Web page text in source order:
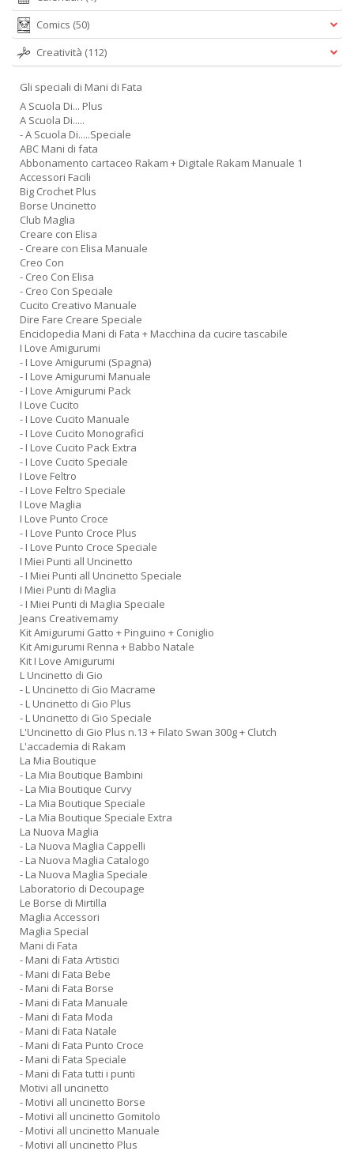
Comics (50)
Creatività (112)
Gli speciali di Mani di Fata
A Scuola Di... Plus
A Scuola Di.....
- A Scuola Di.....Speciale
ABC Mani di fata
Abbonamento cartaceo Rakam + Digitale Rakam Manuale 1
Accessori Facili
Big Crochet Plus
Borse Uncinetto
Club Maglia
Creare con Elisa
- Creare con Elisa Manuale
Creo Con
- Creo Con Elisa
- Creo Con Speciale
Cucito Creativo Manuale
Dire Fare Creare Speciale
Enciclopedia Mani di Fata + Macchina da cucire tascabile
I Love Amigurumi
- I Love Amigurumi (Spagna)
- I Love Amigurumi Manuale
- I Love Amigurumi Pack
I Love Cucito
- I Love Cucito Manuale
- I Love Cucito Monografici
- I Love Cucito Pack Extra
- I Love Cucito Speciale
I Love Feltro
- I Love Feltro Speciale
I Love Maglia
I Love Punto Croce
- I Love Punto Croce Plus
- I Love Punto Croce Speciale
I Miei Punti all Uncinetto
- I Miei Punti all Uncinetto Speciale
I Miei Punti di Maglia
- I Miei Punti di Maglia Speciale
Jeans Creativemamy
Kit Amigurumi Gatto + Pinguino + Coniglio
Kit Amigurumi Renna + Babbo Natale
Kit I Love Amigurumi
L Uncinetto di Gio
- L Uncinetto di Gio Macrame
- L Uncinetto di Gio Plus
- L Uncinetto di Gio Speciale
L'Uncinetto di Gio Plus n.13 + Filato Swan 300g + Clutch
L'accademia di Rakam
La Mia Boutique
- La Mia Boutique Bambini
- La Mia Boutique Curvy
- La Mia Boutique Speciale
- La Mia Boutique Speciale Extra
La Nuova Maglia
- La Nuova Maglia Cappelli
- La Nuova Maglia Catalogo
- La Nuova Maglia Speciale
Laboratorio di Decoupage
Le Borse di Mirtilla
Maglia Accessori
Maglia Special
Mani di Fata
- Mani di Fata Artistici
- Mani di Fata Bebe
- Mani di Fata Borse
- Mani di Fata Manuale
- Mani di Fata Moda
- Mani di Fata Natale
- Mani di Fata Punto Croce
- Mani di Fata Speciale
- Mani di Fata tutti i punti
Motivi all uncinetto
- Motivi all uncinetto Borse
- Motivi all uncinetto Gomitolo
- Motivi all uncinetto Manuale
- Motivi all uncinetto Plus